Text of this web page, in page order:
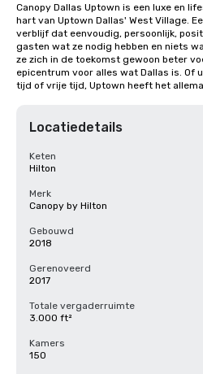
Canopy Dallas Uptown is een luxe en
hart van Uptown Dallas' West Village.
verblijf dat eenvoudig, persoonlijk,
gasten wat ze nodig hebben en niets
ze zich in de toekomst gewoon beter
epicentrum voor alles wat Dallas is. Of
tijd of vrije tijd, Uptown heeft het
Locatiedetails
Keten
Hilton
Merk
Canopy by Hilton
Gebouwd
2018
Gerenoveerd
2017
Totale vergaderruimte
3.000 ft²
Kamers
150